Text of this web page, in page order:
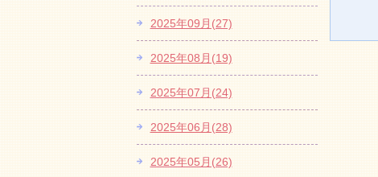
2025年09月(27)
2025年08月(19)
2025年07月(24)
2025年06月(28)
2025年05月(26)